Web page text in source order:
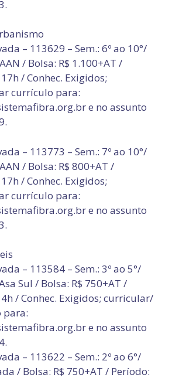
– 113629 – Sem.: 6º ao 10°/
/ Bolsa: R$ 1.100+AT /
/ Conhec. Exigidos;
currículo para:
e no assunto
– 113773 – Sem.: 7º ao 10°/
/ Bolsa: R$ 800+AT /
/ Conhec. Exigidos;
currículo para:
e no assunto
– 113584 – Sem.: 3º ao 5°/
Sul / Bolsa: R$ 750+AT /
/ Conhec. Exigidos; curricular/
para:
e no assunto
– 113622 – Sem.: 2º ao 6°/
/ Bolsa: R$ 750+AT / Período: